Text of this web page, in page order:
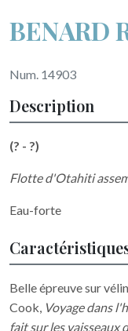
BENARD
Num. 14903
Description
(? - ?)
Flotte d'Otahiti
Eau-forte
Belle épreuve sur
Cook, Voyage dans
fait sur les vaisseaux